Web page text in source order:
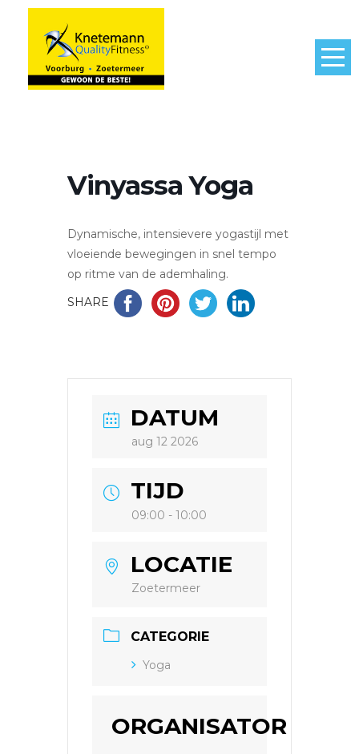
Vinyassa Yoga
Dynamische, intensievere yogastijl met
vloeiende bewegingen in snel tempo
op ritme van de ademhaling.
SHARE
DATUM
aug 12 2026
TIJD
09:00 - 10:00
LOCATIE
Zoetermeer
CATEGORIE
Yoga
ORGANISATOR